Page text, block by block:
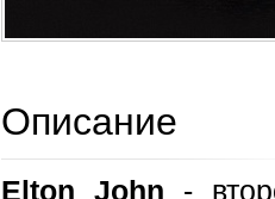
Описание
Elton John -